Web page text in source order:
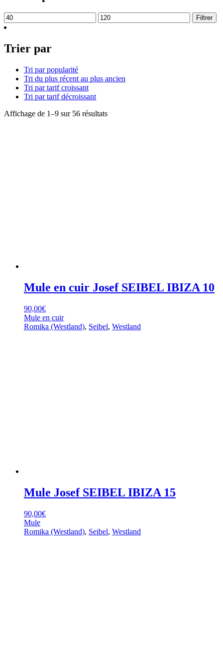
Prix
min
Prix
max
Filtrer
Trier par
Tri par popularité
Tri du plus récent au plus ancien
Tri par tarif croissant
Tri par tarif décroissant
Affichage de 1–9 sur 56 résultatsTrié
Mule en cuir Josef SEIBEL IBIZA 10
90,00€
Mule en cuir
Romika (Westland), Seibel, Westland
Mule Josef SEIBEL IBIZA 15
90,00€
Mule
Romika (Westland), Seibel, Westland